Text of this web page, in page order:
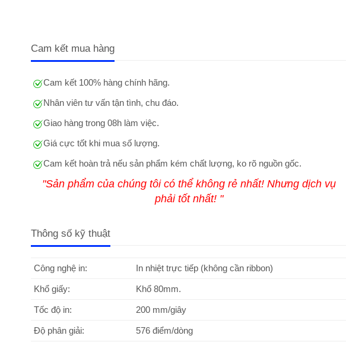
Cam kết mua hàng
Cam kết 100% hàng chính hãng.
Nhân viên tư vấn tận tình, chu đáo.
Giao hàng trong 08h làm việc.
Giá cực tốt khi mua số lượng.
Cam kết hoàn trả nếu sản phẩm kém chất lượng, ko rõ nguồn gốc.
"Sản phẩm của chúng tôi có thể không rẻ nhất! Nhưng dịch vụ
phải tốt nhất! "
Thông số kỹ thuật
Công nghệ in: In nhiệt trực tiếp (không cần ribbon)
Khổ giấy: Khổ 80mm.
Tốc độ in: 200 mm/giây
Độ phân giải: 576 điểm/dòng